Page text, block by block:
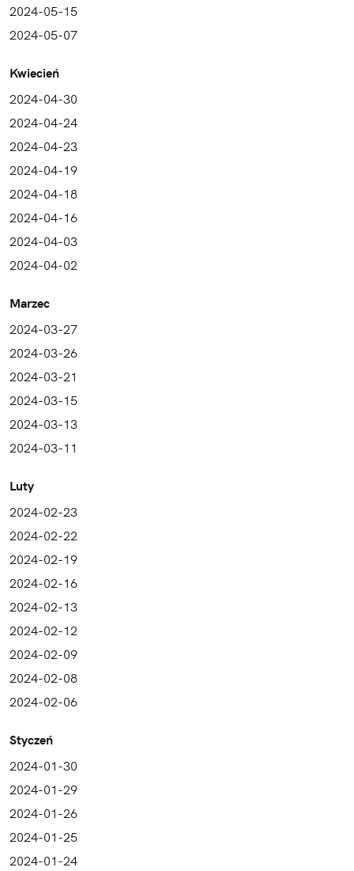
2024-05-15
2024-05-07
Kwiecień
2024-04-30
2024-04-24
2024-04-23
2024-04-19
2024-04-18
2024-04-16
2024-04-03
2024-04-02
Marzec
2024-03-27
2024-03-26
2024-03-21
2024-03-15
2024-03-13
2024-03-11
Luty
2024-02-23
2024-02-22
2024-02-19
2024-02-16
2024-02-13
2024-02-12
2024-02-09
2024-02-08
2024-02-06
Styczeń
2024-01-30
2024-01-29
2024-01-26
2024-01-25
2024-01-24